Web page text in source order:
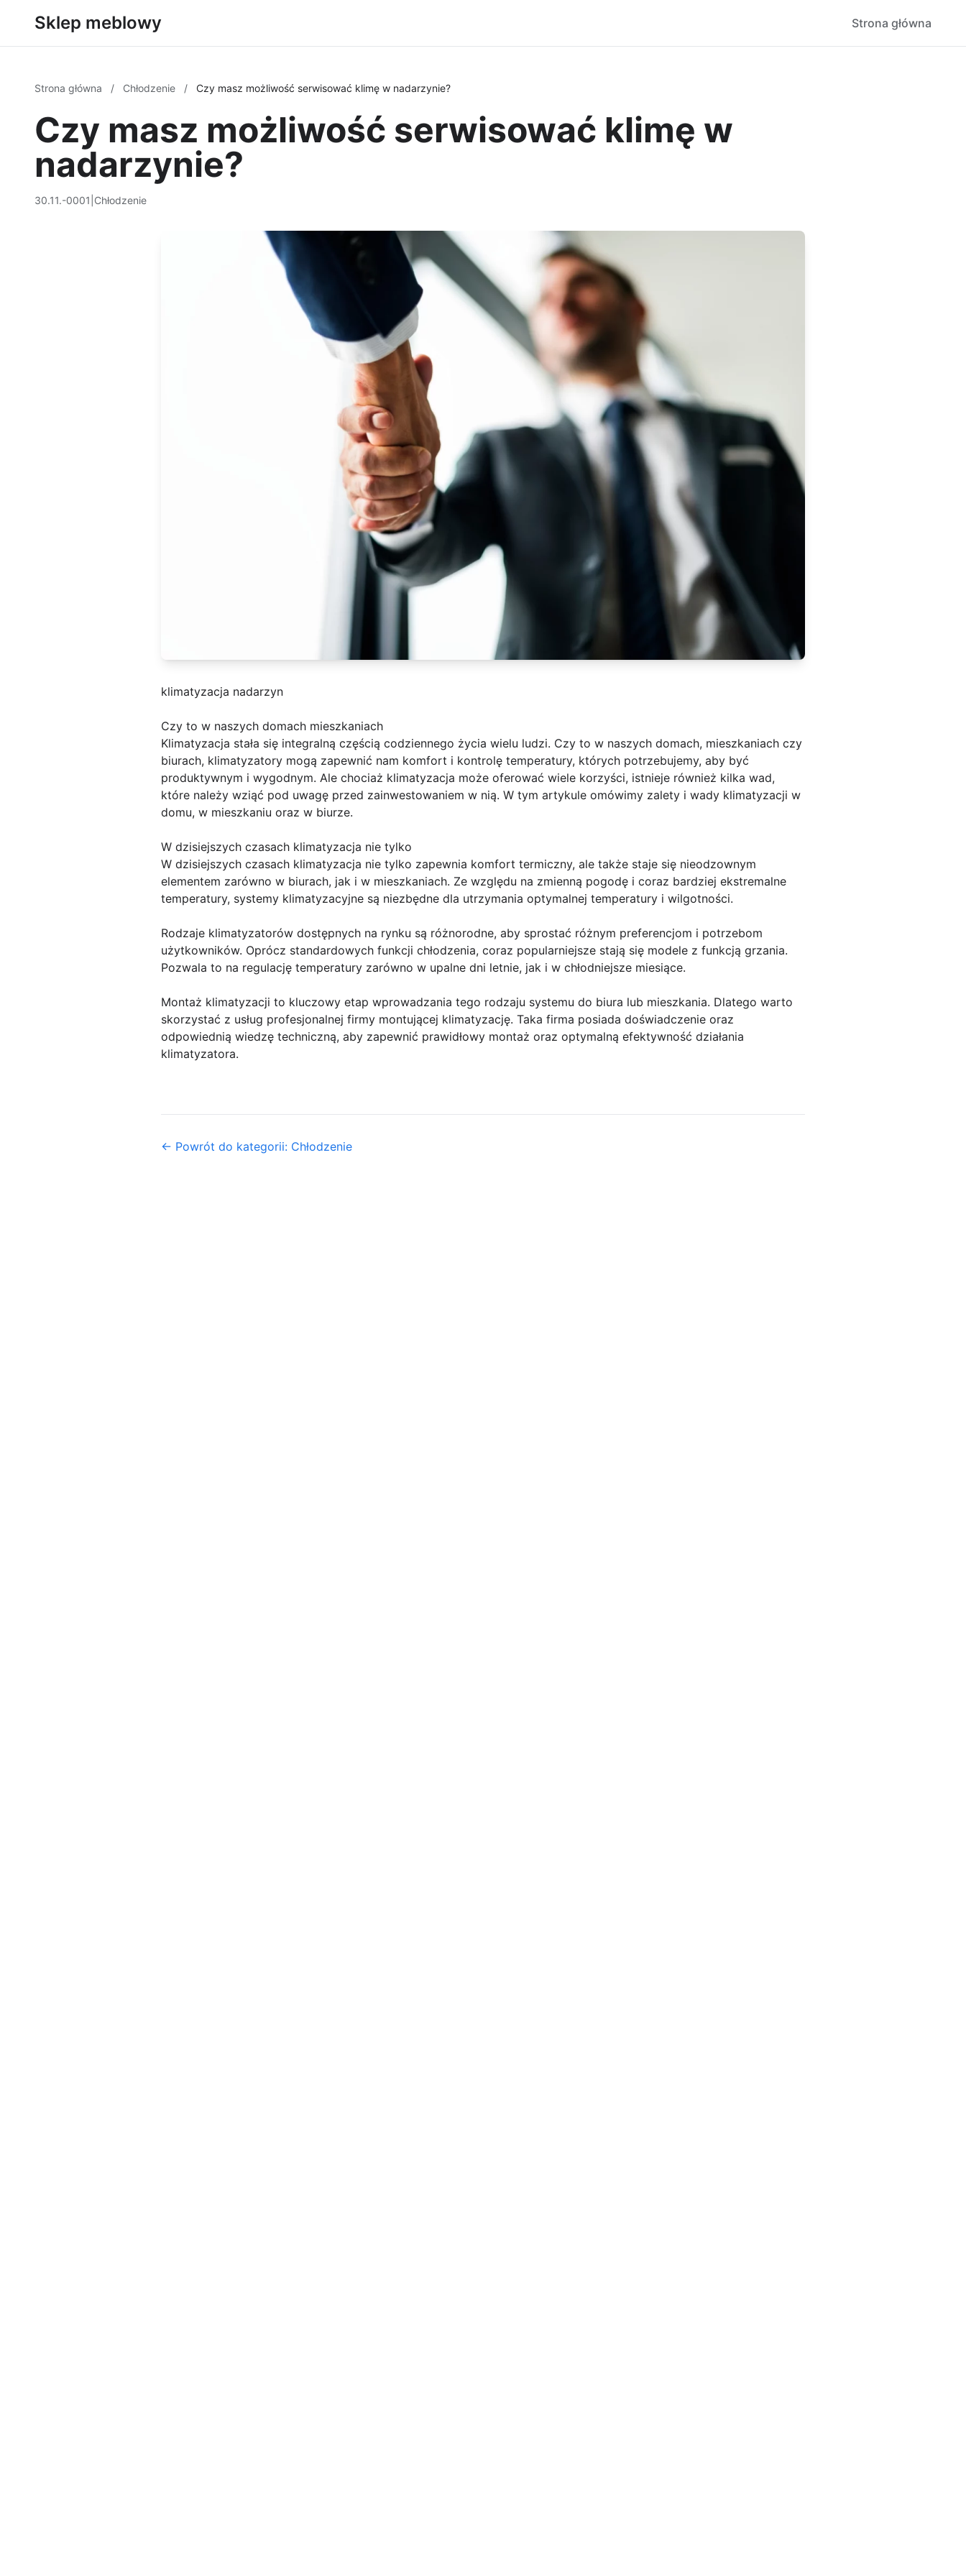
Sklep meblowy Strona główna
Strona główna / Chłodzenie / Czy masz możliwość serwisować klimę w nadarzynie?
Czy masz możliwość serwisować klimę w
nadarzynie?
30.11.-0001 Chłodzenie
klimatyzacja nadarzyn
Czy to w naszych domach mieszkaniach
Klimatyzacja stała się integralną częścią codziennego życia wielu ludzi. Czy to w naszych domach, mieszkaniach czy
biurach, klimatyzatory mogą zapewnić nam komfort i kontrolę temperatury, których potrzebujemy, aby być
produktywnym i wygodnym. Ale chociaż klimatyzacja może oferować wiele korzyści, istnieje również kilka wad,
które należy wziąć pod uwagę przed zainwestowaniem w nią. W tym artykule omówimy zalety i wady klimatyzacji w
domu, w mieszkaniu oraz w biurze.
W dzisiejszych czasach klimatyzacja nie tylko
W dzisiejszych czasach klimatyzacja nie tylko zapewnia komfort termiczny, ale także staje się nieodzownym
elementem zarówno w biurach, jak i w mieszkaniach. Ze względu na zmienną pogodę i coraz bardziej ekstremalne
temperatury, systemy klimatyzacyjne są niezbędne dla utrzymania optymalnej temperatury i wilgotności.
Rodzaje klimatyzatorów dostępnych na rynku są różnorodne, aby sprostać różnym preferencjom i potrzebom
użytkowników. Oprócz standardowych funkcji chłodzenia, coraz popularniejsze stają się modele z funkcją grzania.
Pozwala to na regulację temperatury zarówno w upalne dni letnie, jak i w chłodniejsze miesiące.
Montaż klimatyzacji to kluczowy etap wprowadzania tego rodzaju systemu do biura lub mieszkania. Dlatego warto
skorzystać z usług profesjonalnej firmy montującej klimatyzację. Taka firma posiada doświadczenie oraz
odpowiednią wiedzę techniczną, aby zapewnić prawidłowy montaż oraz optymalną efektywność działania
klimatyzatora.
← Powrót do kategorii: Chłodzenie